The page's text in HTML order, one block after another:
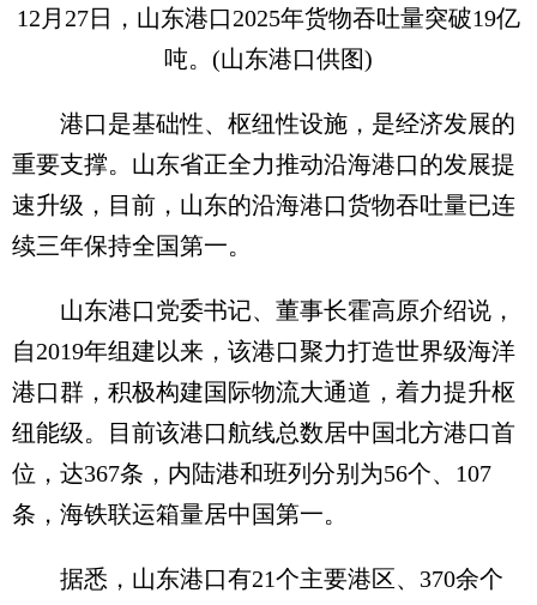
12月27日，山东港口2025年货物吞吐量突破19亿
吨。(山东港口供图)
港口是基础性、枢纽性设施，是经济发展的
重要支撑。山东省正全力推动沿海港口的发展提
速升级，目前，山东的沿海港口货物吞吐量已连
续三年保持全国第一。
山东港口党委书记、董事长霍高原介绍说，
自2019年组建以来，该港口聚力打造世界级海洋
港口群，积极构建国际物流大通道，着力提升枢
纽能级。目前该港口航线总数居中国北方港口首
位，达367条，内陆港和班列分别为56个、107
条，海铁联运箱量居中国第一。
据悉，山东港口有21个主要港区、370余个